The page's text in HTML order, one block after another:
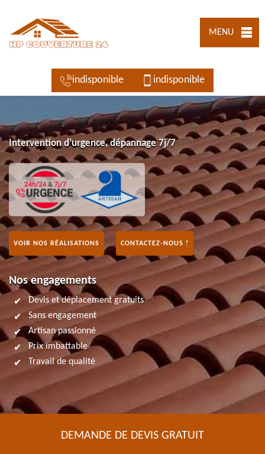
MENU
indisponible indisponible
Intervention d'urgence, dépannage 7j/7
VOIR NOS RÉALISATIONS CONTACTEZ-NOUS !
Nos engagements
Devis et déplacement gratuits
Sans engagement
Artisan passionné
Prix imbattable
Travail de qualité
DEMANDE DE DEVIS GRATUIT